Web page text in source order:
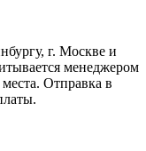
г. Москве и
менеджером
места. Отправка в